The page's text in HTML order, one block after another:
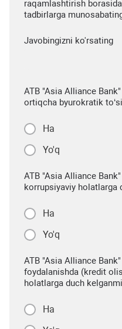
raqamlashtirish
tadbirlarga
Javobingizni ko'rsating
ATB "Asia Alliance
ortiqcha byurokratik
Ha
Yo'q
ATB "Asia Alliance
korrupsiyaviy holatlarga
Ha
Yo'q
ATB "Asia Alliance
foydalanishda (kredit
holatlarga duch
Ha